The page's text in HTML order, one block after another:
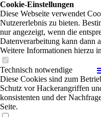
Cookie-Einstellungen
Diese Webseite verwendet
Nutzererlebnis zu bieten.
nur angezeigt, wenn die
Datenverarbeitung kann dann
Weitere Informationen hierzu
Technisch notwendige
Diese Cookies sind zum
Schutz vor Hackerangriffen
konsistenten und der
Seite.